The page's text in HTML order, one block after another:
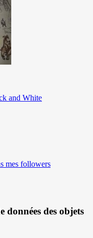
and White
mes followers
données des objets